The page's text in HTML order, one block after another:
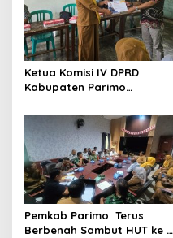
p
o
s
Ketua Komisi IV DPRD
Kabupaten Parimo
Persidangan III Tahun
Sidang 2025/2026
Pemkab Parimo Terus
Berbenah Sambut HUT ke –